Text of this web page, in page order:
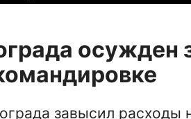
осужден
завысил расходы